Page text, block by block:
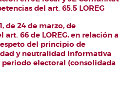
del art. 65.5 LOREG
de 24 de marzo, de
66 de LOREG, en relación a
del principio de
y neutralidad informativa
electoral (consolidada